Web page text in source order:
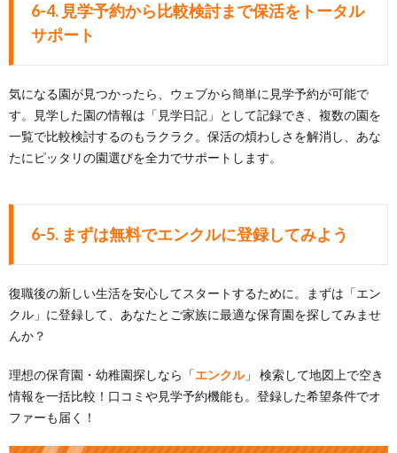
6-4. 見学予約から比較検討まで保活をトータル
サポート
気になる園が見つかったら、ウェブから簡単に見学予約が可能で
す。見学した園の情報は「見学日記」として記録でき、複数の園を
一覧で比較検討するのもラクラク。保活の煩わしさを解消し、あな
たにピッタリの園選びを全力でサポートします。
6-5. まずは無料でエンクルに登録してみよう
復職後の新しい生活を安心してスタートするために。まずは「エン
クル」に登録して、あなたとご家族に最適な保育園を探してみませ
んか？
理想の保育園・幼稚園探しなら「エンクル」 検索して地図上で空き
情報を一括比較！口コミや見学予約機能も。登録した希望条件でオ
ファーも届く！